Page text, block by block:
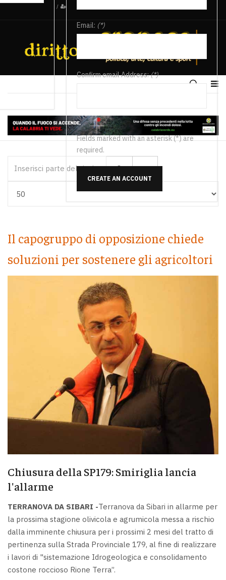
/
Email: (*)
Confirm email Address:(*)
Fields marked with an asterisk (*) are
required.
CREATE AN ACCOUNT
Il capogruppo di opposizione chiede
soluzioni per sostenere gli agricoltori
Chiusura della SP179: Smiriglia lancia
l'allarme
TERRANOVA DA SIBARI -Terranova da Sibari in allarme per
la prossima stagione olivicola e agrumicola messa a rischio
dalla imminente chiusura per i prossimi 2 mesi del tratto di
pertinenza sulla Strada Provinciale 179, al fine di realizzare
i lavori di "sistemazione Idrogeologica e consolidamento
costone roccioso Rione Terra”.